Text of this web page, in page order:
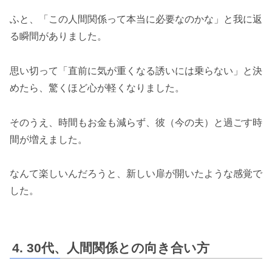
ふと、「この人間関係って本当に必要なのかな」と我に返
る瞬間がありました。
思い切って「直前に気が重くなる誘いには乗らない」と決
めたら、驚くほど心が軽くなりました。
そのうえ、時間もお金も減らず、彼（今の夫）と過ごす時
間が増えました。
なんて楽しいんだろうと、新しい扉が開いたような感覚で
した。
30代、人間関係との向き合い方